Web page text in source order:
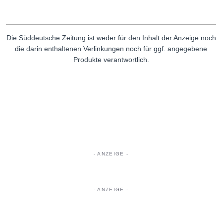
Die Süddeutsche Zeitung ist weder für den Inhalt der Anzeige noch
die darin enthaltenen Verlinkungen noch für ggf. angegebene
Produkte verantwortlich.